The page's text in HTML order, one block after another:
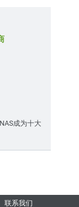
成为十大
联系我们